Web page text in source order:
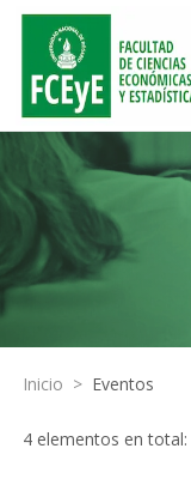
Inicio > Eventos
4 elementos en total: